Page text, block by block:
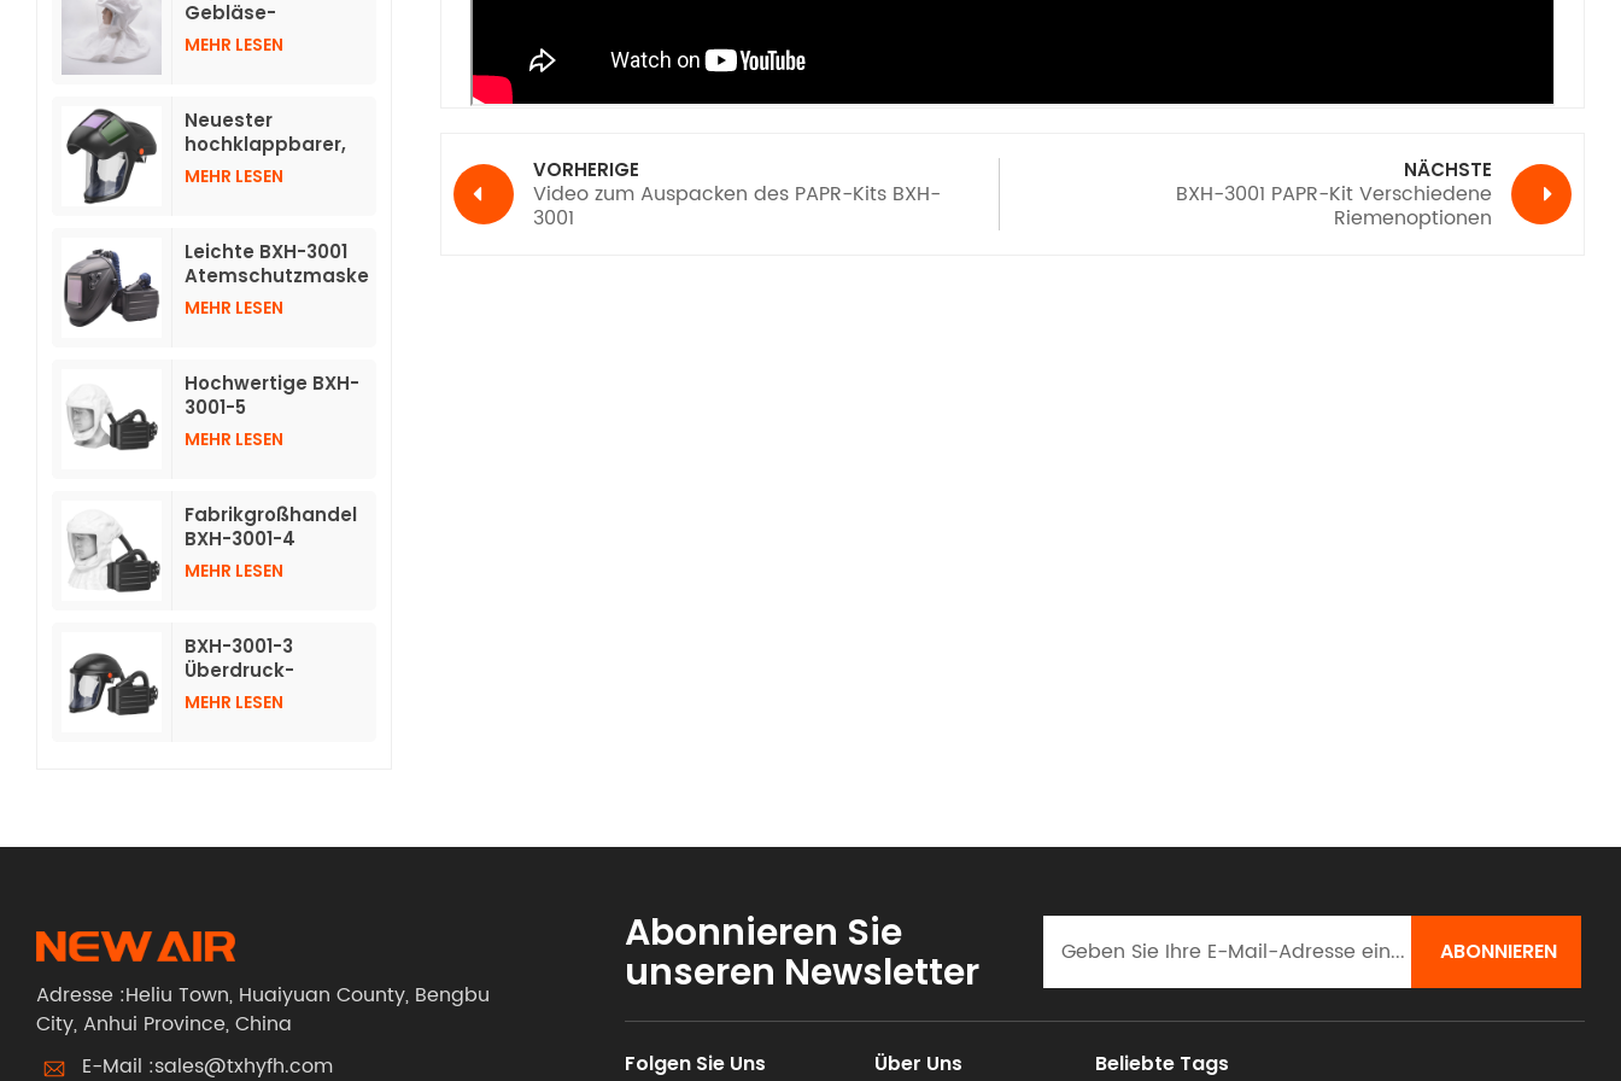
Helmen
Gebläse-
Atemschutzgeräte
MEHR LESEN
Neuester
hochklappbarer,
automatisch
Atemschutzgeräte
mit Luftreinigung
MEHR LESEN
Leichte BXH-3001
Atemschutzmaske
TH3 mit
Logo und
Schweißhelm
MEHR LESEN
Hochwertige BXH-
3001-5
Atemschutzmasken
MEHR LESEN
Fabrikgroßhandel
BXH-3001-4
Atemschutzmasken
Vlieshaube
MEHR LESEN
BXH-3001-3
Überdruck-
Luftreinigungs-
MEHR LESEN
VORHERIGE
Video zum Auspacken des PAPR-Kits BXH-
3001
NÄCHSTE
BXH-3001 PAPR-Kit Verschiedene
Riemenoptionen
Adresse :Heliu Town, Huaiyuan County, Bengbu
City, Anhui Province, China
E-Mail :sales@txhyfh.com
Abonnieren Sie
unseren Newsletter
Folgen Sie Uns Über Uns Beliebte Tags